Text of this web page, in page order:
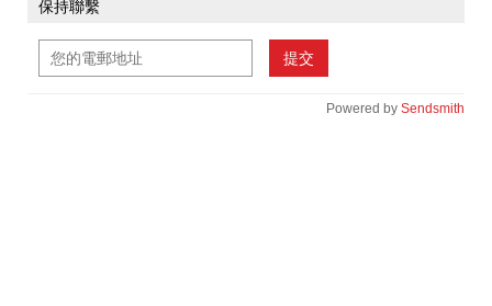
保持聯繫
提交
Powered by Sendsmith